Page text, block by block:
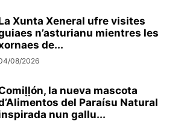
Xunta Xeneral ufre visites
n’asturianu mientres les
de...
08/2026
la nueva mascota
del Paraísu Natural
nun gallu...